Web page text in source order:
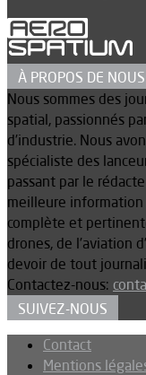
À PROPOS DE NOUS
Nous sommes des
spatial, passionnés
d’industrie. Nous
spécialiste des
passant par le
meilleure information
complète et
drones, de l’aviation
devoir de tout
Contactez-nous:
SUIVEZ-NOUS
Contact
Mentions